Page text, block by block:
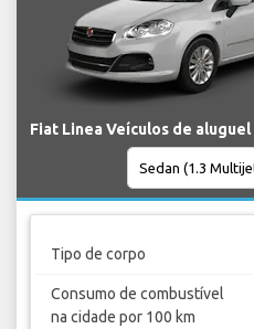
Fiat Linea Veículos de
Tipo de corpo
Consumo de combustível
na cidade por 100 km